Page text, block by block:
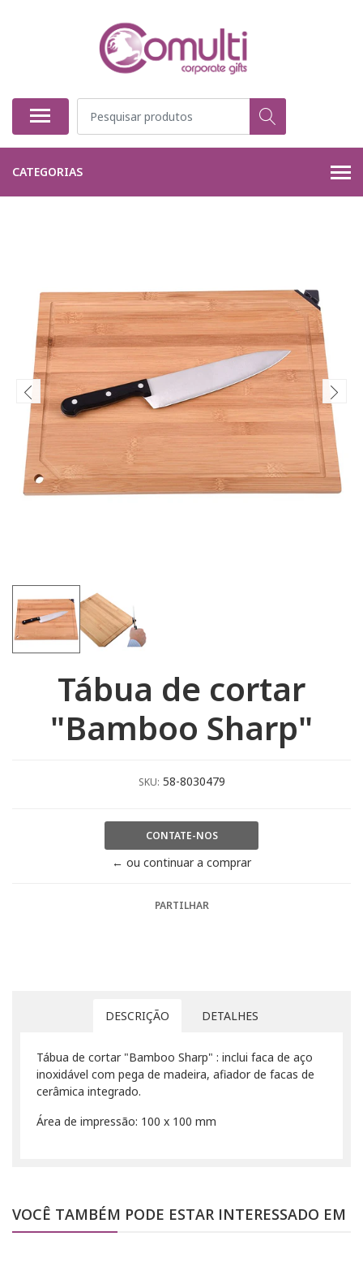
CATEGORIAS
Tábua de cortar
"Bamboo Sharp"
SKU: 58-8030479
CONTATE-NOS
← ou continuar a comprar
PARTILHAR
DESCRIÇÃO DETALHES
Tábua de cortar "Bamboo Sharp" : inclui faca de aço
inoxidável com pega de madeira, afiador de facas de
cerâmica integrado.
Área de impressão: 100 x 100 mm
VOCÊ TAMBÉM PODE ESTAR INTERESSADO EM